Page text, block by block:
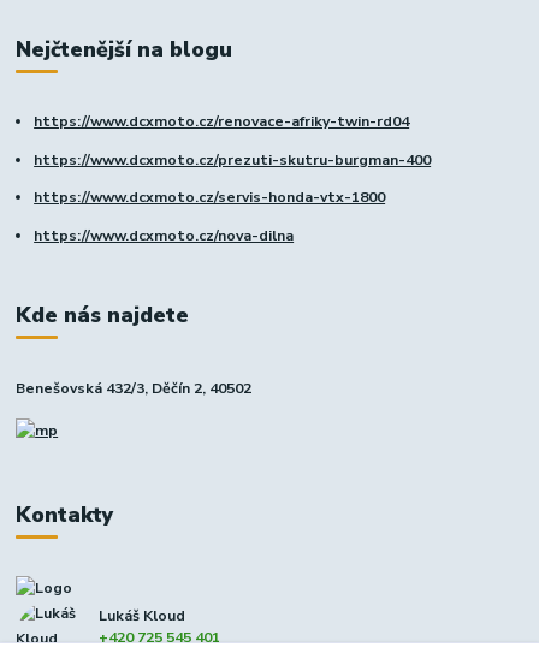
Nejčtenější na blogu
https://www.dcxmoto.cz/renovace-afriky-twin-rd04
https://www.dcxmoto.cz/prezuti-skutru-burgman-400
https://www.dcxmoto.cz/servis-honda-vtx-1800
https://www.dcxmoto.cz/nova-dilna
Kde nás najdete
Benešovská 432/3, Děčín 2, 40502
Kontakty
Lukáš Kloud
+420 725 545 401